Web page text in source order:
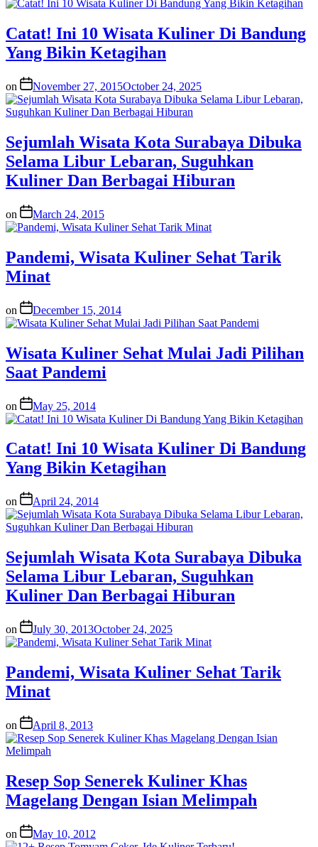
Catat! Ini 10 Wisata Kuliner Di Bandung
Yang Bikin Ketagihan
on November 27, 2015October 24, 2025
Sejumlah Wisata Kota Surabaya Dibuka
Selama Libur Lebaran, Suguhkan
Kuliner Dan Berbagai Hiburan
on March 24, 2015
Pandemi, Wisata Kuliner Sehat Tarik
Minat
on December 15, 2014
Wisata Kuliner Sehat Mulai Jadi Pilihan
Saat Pandemi
on May 25, 2014
Catat! Ini 10 Wisata Kuliner Di Bandung
Yang Bikin Ketagihan
on April 24, 2014
Sejumlah Wisata Kota Surabaya Dibuka
Selama Libur Lebaran, Suguhkan
Kuliner Dan Berbagai Hiburan
on July 30, 2013October 24, 2025
Pandemi, Wisata Kuliner Sehat Tarik
Minat
on April 8, 2013
Resep Sop Senerek Kuliner Khas
Magelang Dengan Isian Melimpah
on May 10, 2012